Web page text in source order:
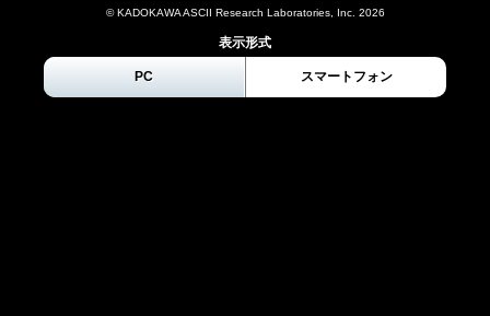
© KADOKAWA ASCII Research Laboratories, Inc. 2026
表示形式
PC スマートフォン